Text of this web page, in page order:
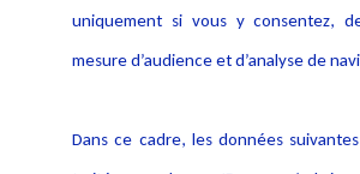
Politique de protection des
données
uniquement si vous y consentez,
mesure d’audience et d’analyse de
Dans ce cadre, les données